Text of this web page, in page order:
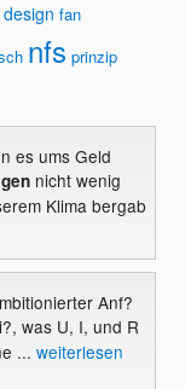
design fan
nfs prinzip
es ums Geld
nicht wenig
Klima bergab
Anf?
was U, I, und R
... weiterlesen